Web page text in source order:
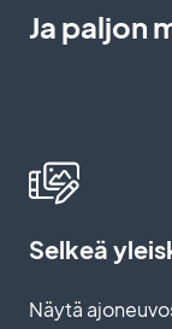
Ja paljon
Selkeä
Näytä